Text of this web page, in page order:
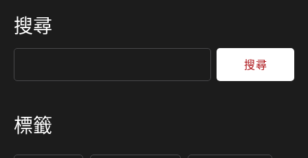
搜尋
搜尋
標籤